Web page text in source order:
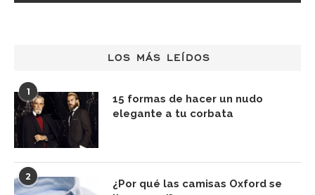
LOS MÁS LEÍDOS
1
15 formas de hacer un nudo
elegante a tu corbata
2
¿Por qué las camisas Oxford se